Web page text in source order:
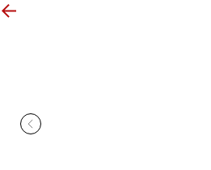
Все товары